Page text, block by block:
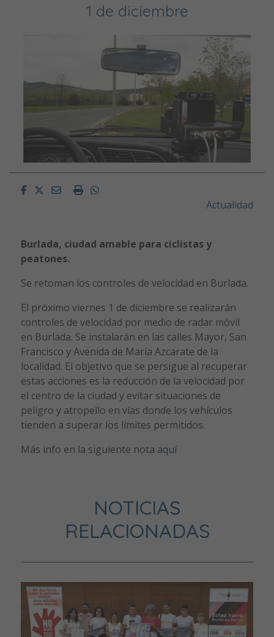
1 de diciembre
FacebookTwitterEmailImprimirWhatsapp
Actualidad
Burlada, ciudad amable para ciclistas y
peatones.
Se retoman los controles de velocidad en Burlada.
El próximo viernes 1 de diciembre se realizarán
controles de velocidad por medio de radar móvil
en Burlada. Se instalarán en las calles Mayor, San
Francisco y Avenida de María Azcarate de la
localidad. El objetivo que se persigue al recuperar
estas acciones es la reducción de la velocidad por
el centro de la ciudad y evitar situaciones de
peligro y atropello en vías donde los vehículos
tienden a superar los límites permitidos.
Más info en la siguiente nota aquí
NOTICIAS
RELACIONADAS